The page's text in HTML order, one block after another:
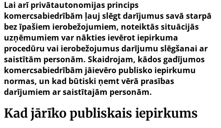
Lai arī privātautonomijas princips
komercsabiedrībām ļauj slēgt darījumus savā starpā
bez īpašiem ierobežojumiem, noteiktās situācijās
uzņēmumiem var nākties ievērot iepirkuma
procedūru vai ierobežojumus darījumu slēgšanai ar
saistītām personām. Skaidrojam, kādos gadījumos
komercsabiedrībām jāievēro publisko iepirkumu
normas, un kad būtiski ņemt vērā prasības
darījumiem ar saistītajām personām.
Kad jārīko publiskais iepirkums